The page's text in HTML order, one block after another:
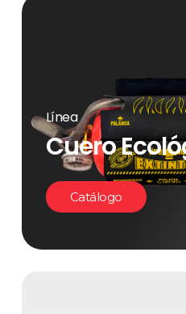
Línea
Cuero
Catálogo